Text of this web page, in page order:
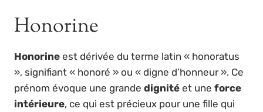
Honorine
Honorine est dérivée du terme latin « honoratus
», signifiant « honoré » ou « digne d’honneur ». Ce
prénom évoque une grande dignité et une force
intérieure, ce qui est précieux pour une fille qui